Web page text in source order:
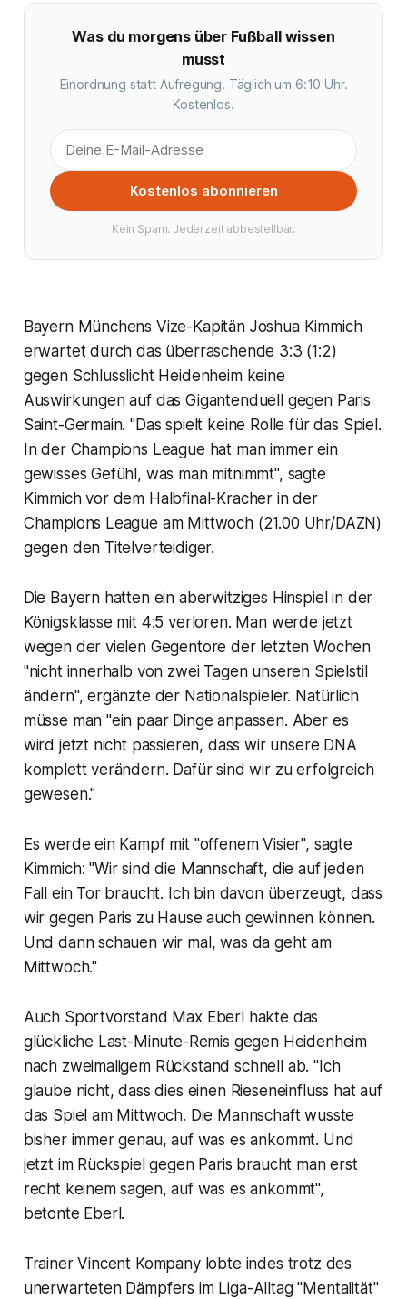
Was du morgens über Fußball wissen
musst
Einordnung statt Aufregung. Täglich um 6:10 Uhr.
Kostenlos.
Kostenlos abonnieren
Kein Spam. Jederzeit abbestellbar.
Bayern Münchens Vize-Kapitän Joshua Kimmich
erwartet durch das überraschende 3:3 (1:2)
gegen Schlusslicht Heidenheim keine
Auswirkungen auf das Gigantenduell gegen Paris
Saint-Germain. "Das spielt keine Rolle für das Spiel.
In der Champions League hat man immer ein
gewisses Gefühl, was man mitnimmt", sagte
Kimmich vor dem Halbfinal-Kracher in der
Champions League am Mittwoch (21.00 Uhr/DAZN)
gegen den Titelverteidiger.
Die Bayern hatten ein aberwitziges Hinspiel in der
Königsklasse mit 4:5 verloren. Man werde jetzt
wegen der vielen Gegentore der letzten Wochen
"nicht innerhalb von zwei Tagen unseren Spielstil
ändern", ergänzte der Nationalspieler. Natürlich
müsse man "ein paar Dinge anpassen. Aber es
wird jetzt nicht passieren, dass wir unsere DNA
komplett verändern. Dafür sind wir zu erfolgreich
gewesen."
Es werde ein Kampf mit "offenem Visier", sagte
Kimmich: "Wir sind die Mannschaft, die auf jeden
Fall ein Tor braucht. Ich bin davon überzeugt, dass
wir gegen Paris zu Hause auch gewinnen können.
Und dann schauen wir mal, was da geht am
Mittwoch."
Auch Sportvorstand Max Eberl hakte das
glückliche Last-Minute-Remis gegen Heidenheim
nach zweimaligem Rückstand schnell ab. "Ich
glaube nicht, dass dies einen Rieseneinfluss hat auf
das Spiel am Mittwoch. Die Mannschaft wusste
bisher immer genau, auf was es ankommt. Und
jetzt im Rückspiel gegen Paris braucht man erst
recht keinem sagen, auf was es ankommt",
betonte Eberl.
Trainer Vincent Kompany lobte indes trotz des
unerwarteten Dämpfers im Liga-Alltag "Mentalität"